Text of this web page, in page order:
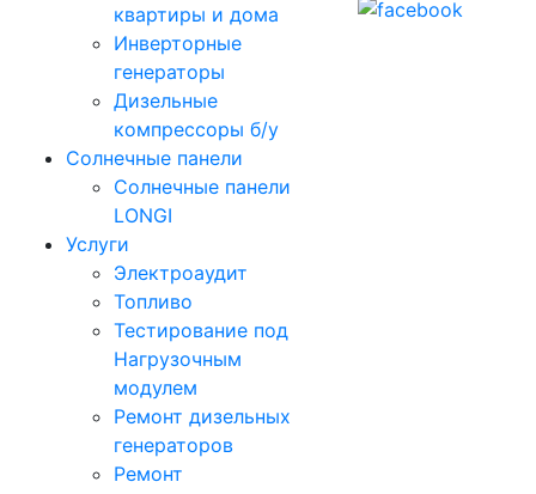
квартиры и дома
Инверторные
генераторы
Дизельные
компрессоры б/у
Солнечные панели
Солнечные панели
LONGI
Услуги
Электроаудит
Топливо
Тестирование под
Нагрузочным
модулем
Ремонт дизельных
генераторов
Ремонт